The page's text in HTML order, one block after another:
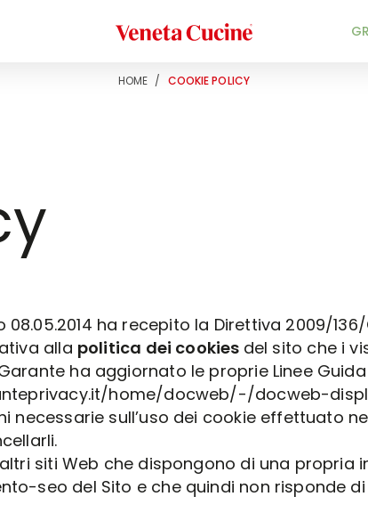
Veneta Cucine
HOME / COOKIE POLICY
ha recepito la Direttiva 2009/
alla politica dei cookies del sito che i
ha aggiornato le proprie Linee
home/docweb/-/docweb-
necessarie sull’uso dei cookie effettuato
siti Web che dispongono di una propria
seo del Sito e che quindi non risponde